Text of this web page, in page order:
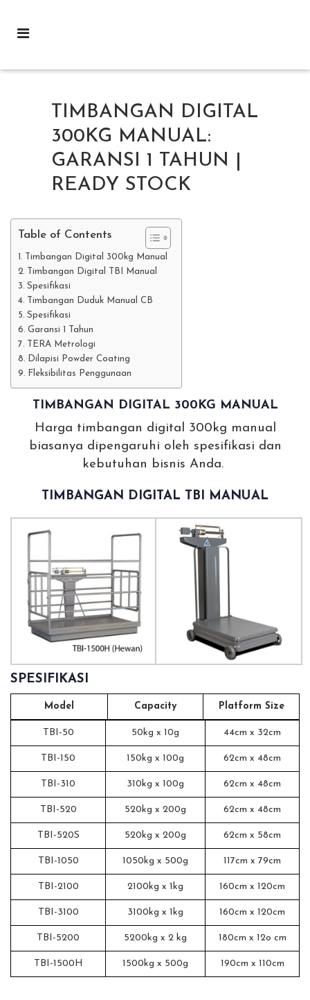
TIMBANGAN DIGITAL
300KG MANUAL:
GARANSI 1 TAHUN |
READY STOCK
Table of Contents
Timbangan Digital 300kg Manual
Timbangan Digital TBI Manual
Spesifikasi
Timbangan Duduk Manual CB
Spesifikasi
Garansi 1 Tahun
TERA Metrologi
Dilapisi Powder Coating
Fleksibilitas Penggunaan
TIMBANGAN DIGITAL 300KG MANUAL
Harga timbangan digital 300kg manual
biasanya dipengaruhi oleh spesifikasi dan
kebutuhan bisnis Anda.
TIMBANGAN DIGITAL TBI MANUAL
SPESIFIKASI
Model Capacity Platform Size
TBI-50 50kg x 10g 44cm x 32cm
TBI-150 150kg x 100g 62cm x 48cm
TBI-310 310kg x 100g 62cm x 48cm
TBI-520 520kg x 200g 62cm x 48cm
TBI-520S 520kg x 200g 62cm x 58cm
TBI-1050 1050kg x 500g 117cm x 79cm
TBI-2100 2100kg x 1kg 160cm x 120cm
TBI-3100 3100kg x 1kg 160cm x 120cm
TBI-5200 5200kg x 2 kg 180cm x 12o cm
TBI-1500H 1500kg x 500g 190cm x 110cm